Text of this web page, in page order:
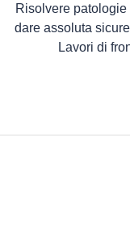
Risolvere
dare assoluta
Lavori di